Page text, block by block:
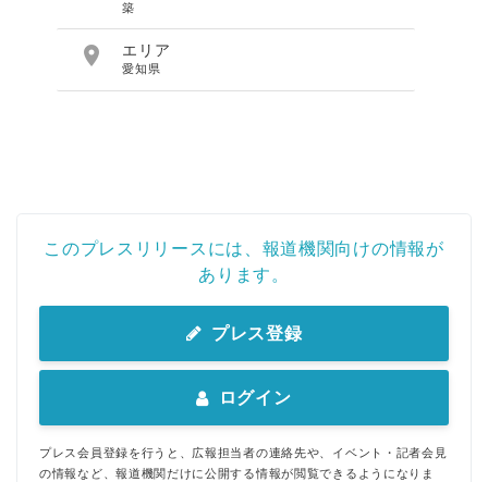
築
 エリア
愛知県
このプレスリリースには、報道機関向けの情報が
あります。
プレス登録
ログイン
プレス会員登録を行うと、広報担当者の連絡先や、イベント・記者会見
の情報など、報道機関だけに公開する情報が閲覧できるようになりま